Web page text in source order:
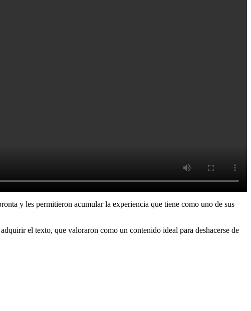
y les permitieron acumular la experiencia que tiene como uno de sus
el texto, que valoraron como un contenido ideal para deshacerse de